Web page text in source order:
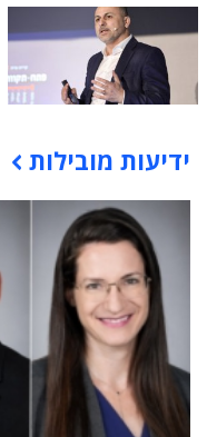
תוכן פרסומי
ידיעות מובילות